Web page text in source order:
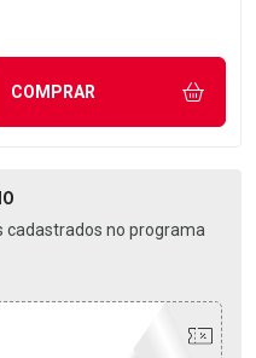
UMA UNIDADE
COMPRAR
cadastrados no programa